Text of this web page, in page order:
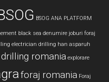
BSOG ANA PLATFORM
black sea denumire joburi foraj
electrician drilling han asparuh
drilling romania explorare
foraj romania Foraj